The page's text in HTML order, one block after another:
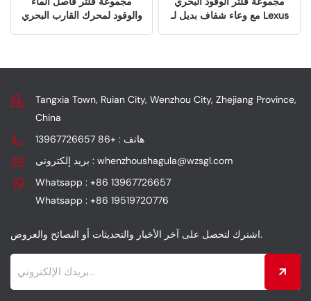
والوقود لمحرك القارب البحري
مع وعاء شفاف بديل لـ Lexus
Tangxia Town, Ruian City, Wenzhou City, Zhejiang Province,
China
هاتف : +86 13967726657
بريد إلكتروني : whenzhoushagula@wzsgl.com
Whatsapp : +86 13967726657
Whatsapp : +86 19519720776
اشترك لتحصل على آخر الأخبار والتحديثات أو النصائح والعروض.